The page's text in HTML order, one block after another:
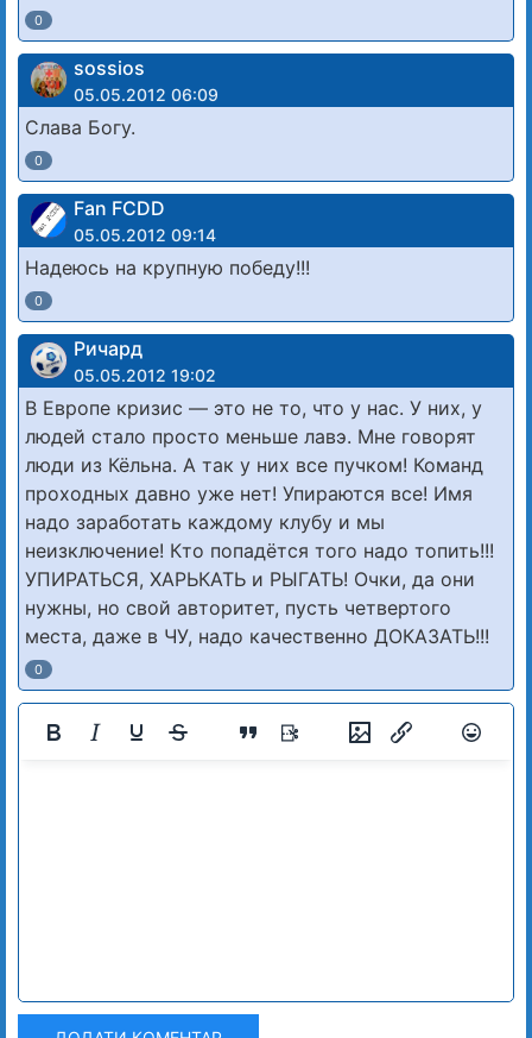
0
sossios
05.05.2012 06:09
Слава Богу.
0
Fan FCDD
05.05.2012 09:14
Надеюсь на крупную победу!!!
0
Ричард
05.05.2012 19:02
В Европе кризис — это не то, что у нас. У них, у
людей стало просто меньше лавэ. Мне говорят
люди из Кёльна. А так у них все пучком! Команд
проходных давно уже нет! Упираются все! Имя
надо заработать каждому клубу и мы
неизключение! Кто попадётся того надо топить!!!
УПИРАТЬСЯ, ХАРЬКАТЬ и РЫГАТЬ! Очки, да они
нужны, но свой авторитет, пусть четвертого
места, даже в ЧУ, надо качественно ДОКАЗАТЬ!!!
0